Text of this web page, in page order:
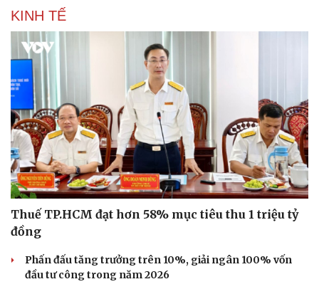
KINH TẾ
Thuế TP.HCM đạt hơn 58% mục tiêu thu 1 triệu tỷ
đồng
Phấn đấu tăng trưởng trên 10%, giải ngân 100% vốn
đầu tư công trong năm 2026